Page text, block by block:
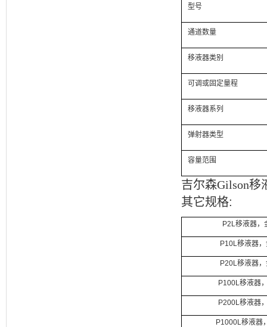
型号
通道数量
移液器类别
可调或固定量程
移液器系列
弹射器类型
容量范围
吉尔森Gilson移
其它规格:
P2L移液器，
P10L移液器
P20L移液器
P100L移液器
P200L移液器
P1000L移液器